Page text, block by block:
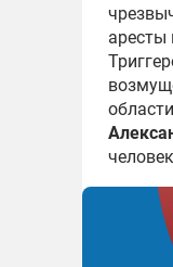
аресты